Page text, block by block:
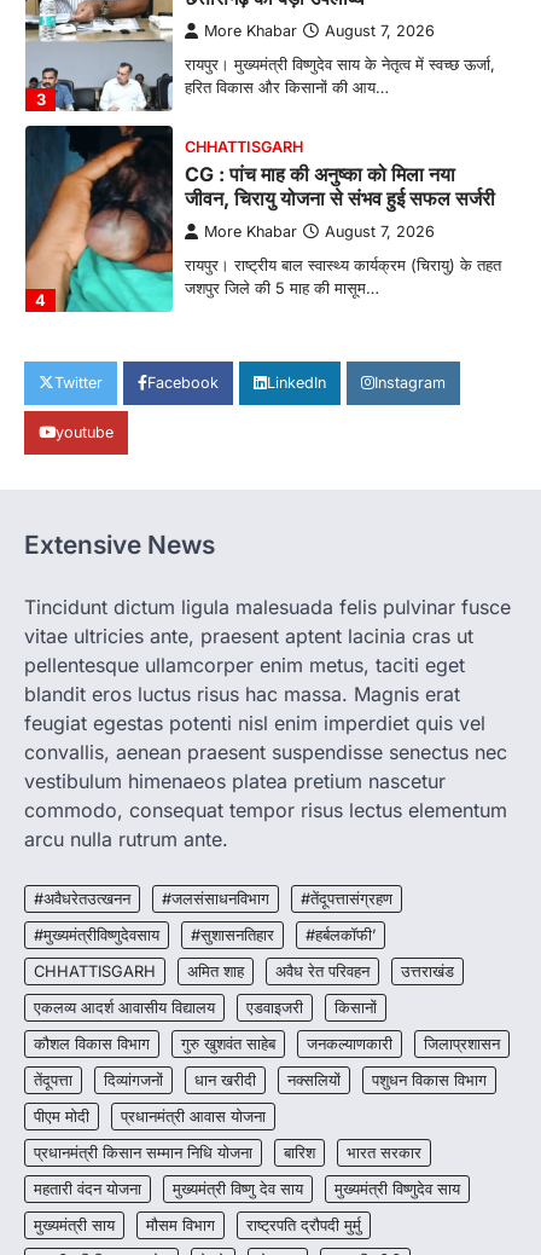
3
More Khabar August 7, 2026
रायपुर। मुख्यमंत्री विष्णुदेव साय के नेतृत्व में स्वच्छ ऊर्जा,
हरित विकास और किसानों की आय…
4
CHHATTISGARH
CG : पांच माह की अनुष्का को मिला नया
जीवन, चिरायु योजना से संभव हुई सफल सर्जरी
More Khabar August 7, 2026
रायपुर। राष्ट्रीय बाल स्वास्थ्य कार्यक्रम (चिरायु) के तहत
जशपुर जिले की 5 माह की मासूम…
CG: छिपली की दीदियों का कमाल, बकरी
पालन से बढ़ी आय और मजबूत हुआ आत्मविश्वास
बनाने की दिशा में जिले के नगरी…
2
CHHATTISGARH
जाएगी एल्बेंडाजोल
More Khabar August 7, 2026
रायपुर। राष्ट्रीय कृमि मुक्ति दिवस भारत सरकार द्वारा
बच्चों के स्वास्थ्य सुधार के लिए वर्ष…
3
CHHATTISGARH
CG : मुख्यमंत्री विष्णुदेव साय के नेतृत्व में
छत्तीसगढ़ को बड़ी उपलब्धि
More Khabar
हरित विकास और किसानों की आय…
4
CHHATTISGARH
CG : पांच माह की अनुष्का को मिला नया
जीवन, चिरायु योजना से संभव हुई सफल सर्जरी
More Khabar August 7, 2026
रायपुर। राष्ट्रीय बाल स्वास्थ्य कार्यक्रम (चिरायु) के तहत
जशपुर जिले की 5 माह की मासूम…
Twitter Facebook LinkedIn Instagram
youtube
Extensive News
Tincidunt dictum ligula malesuada felis pulvinar fusce
vitae ultricies ante, praesent aptent lacinia cras ut
pellentesque ullamcorper enim metus, taciti eget
blandit eros luctus risus hac massa. Magnis erat
feugiat egestas potenti nisl enim imperdiet quis vel
convallis, aenean praesent suspendisse senectus nec
vestibulum himenaeos platea pretium nascetur
commodo, consequat tempor risus lectus elementum
arcu nulla rutrum ante.
#अवैधरेतउत्खनन #जलसंसाधनविभाग
#तेंदूपत्तासंग्रहण
#मुख्यमंत्रीविष्णुदेवसाय
#सुशासनतिहार
#हर्बलकॉफी’
CHHATTISGARH
अमित शाह अवैध रेत परिवहन
उत्तराखंड
एकलव्य आदर्श आवासीय विद्यालय
एडवाइजरी
किसानों
कौशल विकास विभाग
गुरु खुशवंत साहेब जनकल्याणकारी
जिलाप्रशासन
तेंदूपत्ता
दिव्यांगजनों धान खरीदी नक्सलियों
पशुधन विकास विभाग
पीएम मोदी
प्रधानमंत्री आवास योजना
प्रधानमंत्री किसान सम्मान निधि योजना
बारिश
भारत सरकार
महतारी वंदन योजना
मुख्यमंत्री विष्णु देव साय
मुख्यमंत्री विष्णुदेव साय
मुख्यमंत्री साय
मौसम विभाग
राष्ट्रपति द्रौपदी मुर्मु